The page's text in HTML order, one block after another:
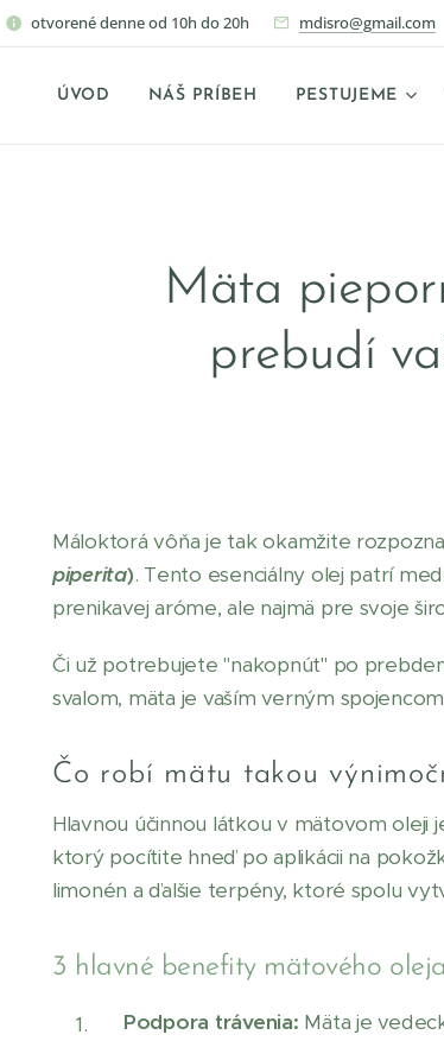
otvorené denne od 10h do 20h mdisro@gmail.com
ÚVOD NÁŠ PRÍBEH PESTUJEME
Mäta
prebudí
Máloktorá vôňa je tak okamžite
piperita). Tento esenciálny olej patrí
prenikavej aróme, ale najmä pre svoje
Či už potrebujete "nakopnúť" po
svalom, mäta je vaším verným
Čo robí mätu takou
Hlavnou účinnou látkou v mätovom oleji
ktorý pocítite hneď po aplikácii na
limonén a ďalšie terpény, ktoré spolu
3 hlavné benefity mätového oleja
Podpora trávenia: Mäta je